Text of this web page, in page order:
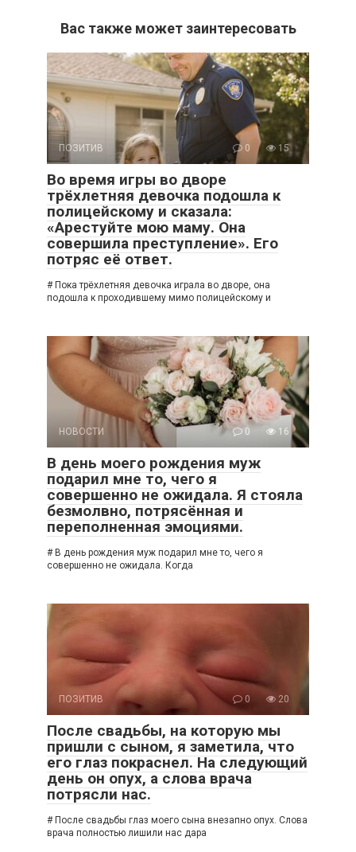
Вас также может заинтересовать
ПОЗИТИВ 0 15
Во время игры во дворе
трёхлетняя девочка подошла к
полицейскому и сказала:
«Арестуйте мою маму. Она
совершила преступление». Его
потряс её ответ.
# Пока трёхлетняя девочка играла во дворе, она
подошла к проходившему мимо полицейскому и
НОВОСТИ 0 16
В день моего рождения муж
подарил мне то, чего я
совершенно не ожидала. Я стояла
безмолвно, потрясённая и
переполненная эмоциями.
# В день рождения муж подарил мне то, чего я
совершенно не ожидала. Когда
ПОЗИТИВ 0 20
После свадьбы, на которую мы
пришли с сыном, я заметила, что
его глаз покраснел. На следующий
день он опух, а слова врача
потрясли нас.
# После свадьбы глаз моего сына внезапно опух. Слова
врача полностью лишили нас дара